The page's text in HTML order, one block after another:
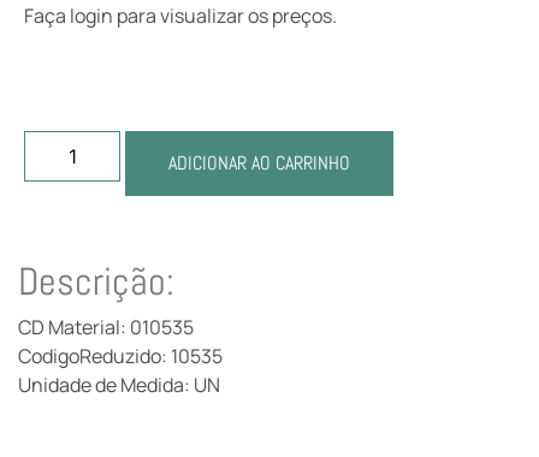
Faça login para visualizar os preços.
ADICIONAR AO CARRINHO
Descrição:
CD Material: 010535
CodigoReduzido: 10535
Unidade de Medida: UN